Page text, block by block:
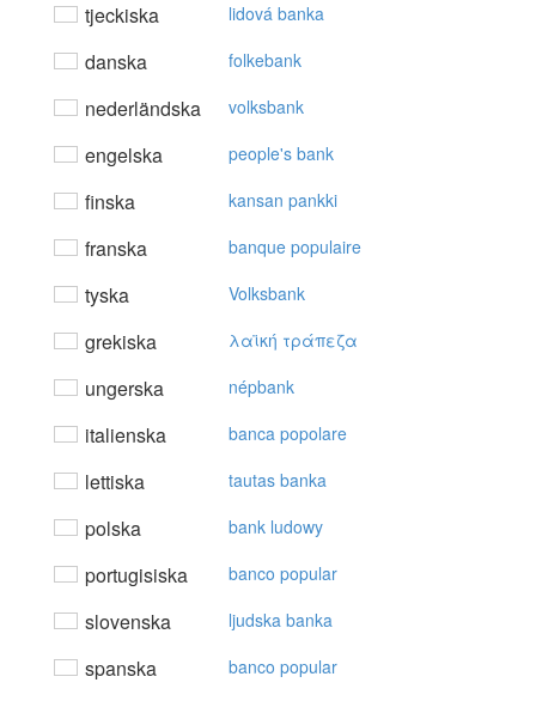
tjeckiska lidová banka
danska folkebank
nederländska volksbank
engelska people's bank
finska kansan pankki
franska banque populaire
tyska Volksbank
grekiska λαϊκή τράπεζα
ungerska népbank
italienska banca popolare
lettiska tautas banka
polska bank ludowy
portugisiska banco popular
slovenska ljudska banka
spanska banco popular